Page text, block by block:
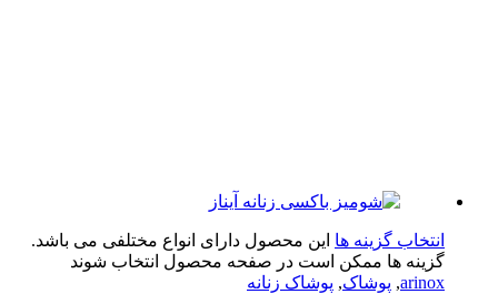
گزینه ها این محصول دارای انواع مختلفی می باشد.
ها ممکن است در صفحه محصول انتخاب شوند
پوشاک,پوشاک زنانه